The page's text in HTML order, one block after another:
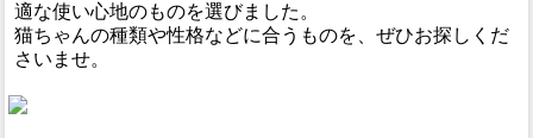
適な使い心地のものを選びました。
猫ちゃんの種類や性格などに合うものを、ぜひお探しくだ
さいませ。